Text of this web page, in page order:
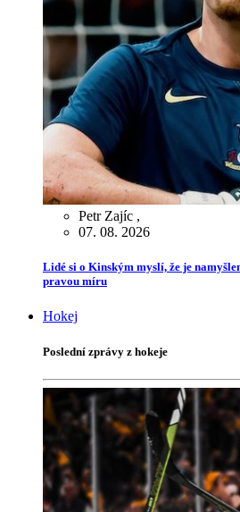
Petr Zajíc ,
07. 08. 2026
Lidé si o Kinským myslí, že je
pravou míru
Hokej
Poslední zprávy z hokeje